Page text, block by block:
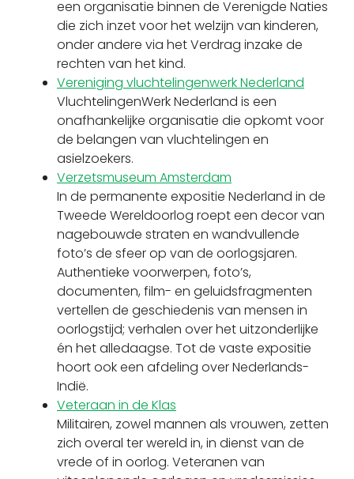
een organisatie binnen de Verenigde Naties
die zich inzet voor het welzijn van kinderen,
onder andere via het Verdrag inzake de
rechten van het kind.
Vereniging vluchtelingenwerk Nederland
VluchtelingenWerk Nederland is een
onafhankelijke organisatie die opkomt voor
de belangen van vluchtelingen en
asielzoekers.
Verzetsmuseum Amsterdam
In de permanente expositie Nederland in de
Tweede Wereldoorlog roept een decor van
nagebouwde straten en wandvullende
foto’s de sfeer op van de oorlogsjaren.
Authentieke voorwerpen, foto’s,
documenten, film- en geluidsfragmenten
vertellen de geschiedenis van mensen in
oorlogstijd; verhalen over het uitzonderlijke
én het alledaagse. Tot de vaste expositie
hoort ook een afdeling over Nederlands-
Indië.
Veteraan in de Klas
Militairen, zowel mannen als vrouwen, zetten
zich overal ter wereld in, in dienst van de
vrede of in oorlog. Veteranen van